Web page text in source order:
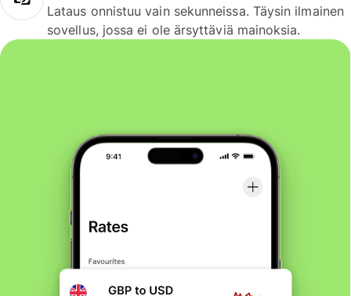
Lataus onnistuu vain sekunneissa. Täysin ilmainen
sovellus, jossa ei ole ärsyttäviä mainoksia.